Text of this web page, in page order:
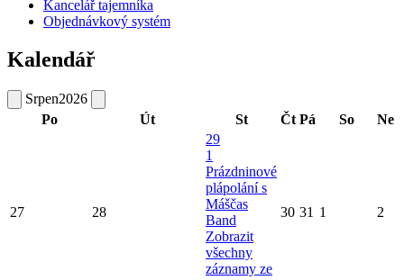
Kancelář tajemníka
Objednávkový systém
Kalendář
Srpen2026
Po
Út St Čt Pá So Ne
27 28
29
1
Prázdninové
plápolání s
Máščas
Band
Zobrazit
všechny
záznamy ze
30 31 1 2